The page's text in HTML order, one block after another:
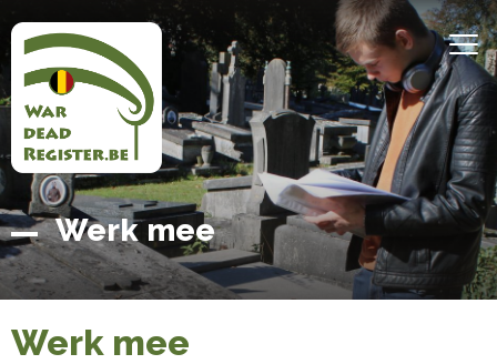
en
de
inhoud
gaan
Home
Belgian
War
Dead
Register
Werk mee
Werk mee